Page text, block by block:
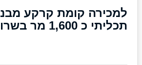
למכירה קומת קרקע
תכליתי כ 1,600 מר בשרון